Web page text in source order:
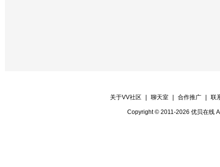
关于VV社区 聊天室 合作推广 联
Copyright © 2011-2026 优贝在线